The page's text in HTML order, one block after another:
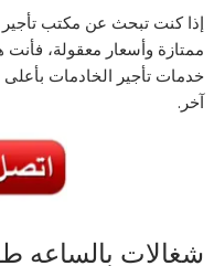
إذا كنت تبحث عن مكتب
ممتازة وأسعار معقولة، فأنت
خدمات تأجير الخادمات
آخر.
شغالات بالساعه